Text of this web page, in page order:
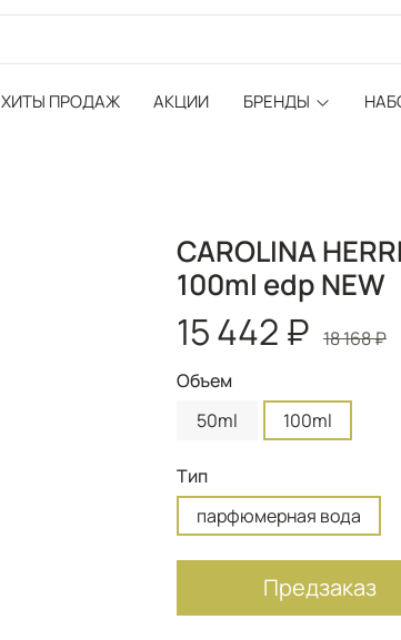
ХИТЫ ПРОДАЖ АКЦИИ БРЕНДЫ
CAROLINA
100ml edp NEW
15 442 ₽ 18 168 ₽
Объем
100ml
50ml
Тип
парфюмерная вода
Предзаказ